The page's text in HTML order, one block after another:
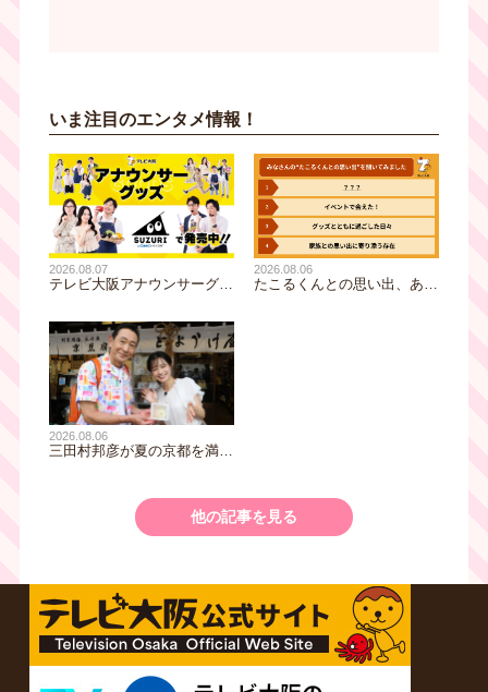
いま注目のエンタメ情報！
2026.08.07
テレビ大阪アナウンサーグッ
人それぞれの"らしさ"を詰め
込んだアイテムが登場
2026.08.06
たこるくんとの思い出、あり
2026.08.06
三田村邦彦が夏の京都を満喫
切れ御免の夏の名物を堪能！
三田村大絶賛！暑い時こそ食
べたい絶品四川料理も
他の記事を見る